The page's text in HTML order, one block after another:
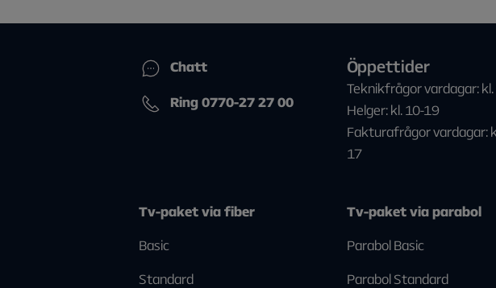
Chatt
Ring 0770-27 27 00
Öppettider
Teknikfrågor vardagar:
Helger: kl. 10-19
Fakturafrågor vardagar:
17
Tv-paket via fiber
Basic
Standard
Tv-paket via parabol
Parabol Basic
Parabol Standard